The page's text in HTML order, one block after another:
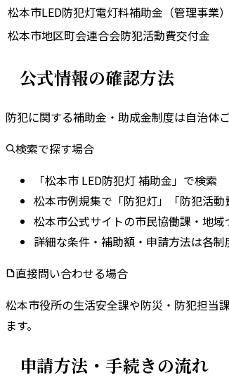
松本市LED防犯灯電灯料補助金（管理事業）
松本市地区町会連合会防犯活動費交付金
公式情報の確認方法
防犯に関する補助金・助成金制度は自治体
検索で探す場合
「松本市 LED防犯灯 補助金」で検索
松本市例規集で「防犯灯」「防犯活
松本市公式サイトの市民協働課・地
詳細な条件・補助額・申請方法は各
直接問い合わせる場合
松本市役所の生活安全課や防災・防犯担当課
ます。
申請方法・手続きの流れ